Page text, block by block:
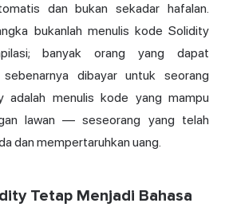
dan bukan sekadar hafalan.
bukanlah menulis kode Solidity
banyak orang yang dapat
sebenarnya dibayar untuk seorang
adalah menulis kode yang mampu
lawan — seseorang yang telah
dan mempertaruhkan uang.
Tetap Menjadi Bahasa